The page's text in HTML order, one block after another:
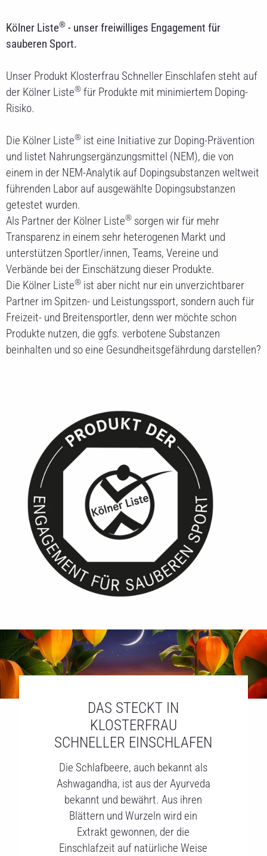
Kölner Liste® - unser freiwilliges Engagement für
sauberen Sport.
Unser Produkt Klosterfrau Schneller Einschlafen steht auf
der Kölner Liste® für Produkte mit minimiertem Doping-
Risiko.
Die Kölner Liste® ist eine Initiative zur Doping-Prävention
und listet Nahrungsergänzungsmittel (NEM), die von
einem in der NEM-Analytik auf Dopingsubstanzen weltweit
führenden Labor auf ausgewählte Dopingsubstanzen
getestet wurden.
Als Partner der Kölner Liste® sorgen wir für mehr
Transparenz in einem sehr heterogenen Markt und
unterstützen Sportler/innen, Teams, Vereine und
Verbände bei der Einschätzung dieser Produkte.
Die Kölner Liste® ist aber nicht nur ein unverzichtbarer
Partner im Spitzen- und Leistungssport, sondern auch für
Freizeit- und Breitensportler, denn wer möchte schon
Produkte nutzen, die ggfs. verbotene Substanzen
beinhalten und so eine Gesundheitsgefährdung darstellen?
DAS STECKT IN
KLOSTERFRAU
SCHNELLER EINSCHLAFEN
Die Schlafbeere, auch bekannt als
Ashwagandha, ist aus der Ayurveda
bekannt und bewährt. Aus ihren
Blättern und Wurzeln wird ein
Extrakt gewonnen, der die
Einschlafzeit auf natürliche Weise